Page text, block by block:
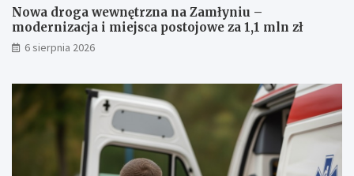
a
k
a
z
p
i
m
i
e
c
Nowa droga wewnętrzna na Zamłyniu –
modernizacja i miejsca postojowe za 1,1 mln zł
6 sierpnia 2026